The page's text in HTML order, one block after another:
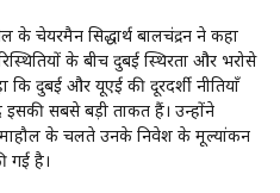
चेयरमैन सिद्धार्थ बालचंद्रन ने कहा
के बीच दुबई स्थिरता और भरोसे
कि दुबई और यूएई की दूरदर्शी नीतियाँ
इसकी सबसे बड़ी ताकत हैं। उन्होंने
माहौल के चलते उनके निवेश के मूल्यांकन
गई है।